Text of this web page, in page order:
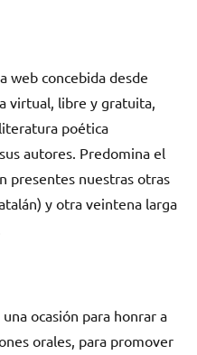
web concebida desde
virtual, libre y gratuita,
poética
autores. Predomina el
presentes nuestras otras
y otra veintena larga
ocasión para honrar a
orales, para promover